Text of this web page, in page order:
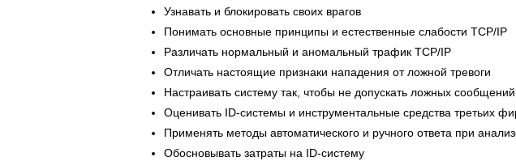
Узнавать и блокировать своих врагов
Понимать основные принципы и естественные слабости TCP/IP
Различать нормальный и аномальный трафик TCP/IP
Отличать настоящие признаки нападения от ложной тревоги
Настраивать систему так, чтобы не допускать ложных
Оценивать ID-системы и инструментальные средства третьих
Применять методы автоматического и ручного ответа при
Обосновывать затраты на ID-систему